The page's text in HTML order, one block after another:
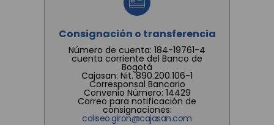
consignadas en la Política.
Consignación o transferencia
Número de cuenta: 184-19761-4
cuenta corriente del Banco de
Bogotá
Cajasan: Nit. 890.200.106-1
Corresponsal Bancario
Convenio Número: 14429
Correo para notificación de
consignaciones:
coliseo.giron@cajasan.com